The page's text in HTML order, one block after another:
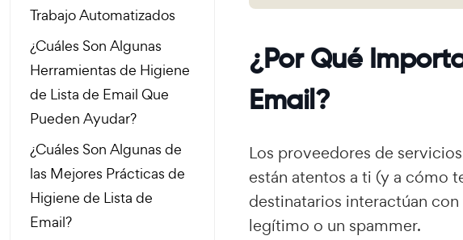
Trabajo Automatizados
¿Cuáles Son Algunas
Herramientas de Higiene
de Lista de Email Que
Pueden Ayudar?
¿Cuáles Son Algunas de
las Mejores Prácticas de
Higiene de Lista de
Email?
¿Por Qué
Email?
Los proveedores de
están atentos a ti (y a cómo
destinatarios interactúan
legítimo o un spammer.